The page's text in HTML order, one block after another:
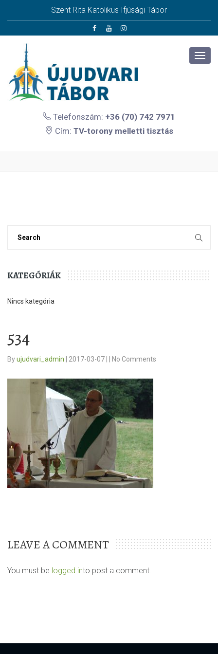
Szent Rita Katolikus Ifjúsági Tábor
Telefonszám: +36 (70) 742 7971
Cím: TV-torony melletti tisztás
KATEGÓRIÁK
Nincs kategória
534
Byujudvari_admin 2017-03-07 No Comments
LEAVE A COMMENT
You must be logged into post a comment.